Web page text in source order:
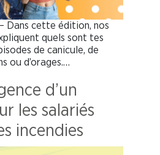
– Dans cette édition, nos
quels sont tes
de canicule, de
ou d’orages.…
d’un
les salariés
incendies